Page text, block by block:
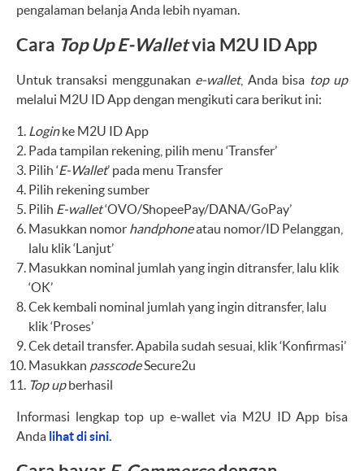
pengalaman belanja Anda lebih nyaman.
Cara Top Up E-Walletvia M2U ID App
Untuk transaksi menggunakan e-wallet, Anda bisa top up
melalui M2U ID App dengan mengikuti cara berikut ini:
Loginke M2U ID App
Pada tampilan rekening, pilih menu ‘Transfer’
Pilih ‘E-Wallet’ pada menu Transfer
Pilih rekening sumber
Pilih E-wallet‘OVO/ShopeePay/DANA/GoPay’
Masukkan nomor handphoneatau nomor/ID Pelanggan,
lalu klik ‘Lanjut’
Masukkan nominal jumlah yang ingin ditransfer, lalu klik
‘OK’
Cek kembali nominal jumlah yang ingin ditransfer, lalu
klik ‘Proses’
Cek detail transfer. Apabila sudah sesuai, klik ‘Konfirmasi’
Masukkan passcodeSecure2u
Top upberhasil
Informasi lengkap top up e-wallet via M2U ID App bisa
Anda lihat di sini.